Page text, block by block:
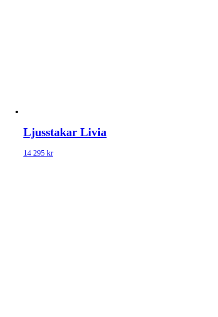
Ljusstakar Livia
14 295 kr